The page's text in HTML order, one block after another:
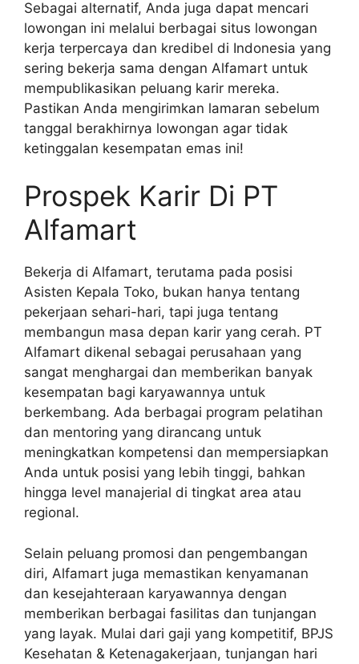
Sebagai alternatif, Anda juga dapat mencari
lowongan ini melalui berbagai situs lowongan
kerja terpercaya dan kredibel di Indonesia yang
sering bekerja sama dengan Alfamart untuk
mempublikasikan peluang karir mereka.
Pastikan Anda mengirimkan lamaran sebelum
tanggal berakhirnya lowongan agar tidak
ketinggalan kesempatan emas ini!
Prospek Karir Di PT
Alfamart
Bekerja di Alfamart, terutama pada posisi
Asisten Kepala Toko, bukan hanya tentang
pekerjaan sehari-hari, tapi juga tentang
membangun masa depan karir yang cerah. PT
Alfamart dikenal sebagai perusahaan yang
sangat menghargai dan memberikan banyak
kesempatan bagi karyawannya untuk
berkembang. Ada berbagai program pelatihan
dan mentoring yang dirancang untuk
meningkatkan kompetensi dan mempersiapkan
Anda untuk posisi yang lebih tinggi, bahkan
hingga level manajerial di tingkat area atau
regional.
Selain peluang promosi dan pengembangan
diri, Alfamart juga memastikan kenyamanan
dan kesejahteraan karyawannya dengan
memberikan berbagai fasilitas dan tunjangan
yang layak. Mulai dari gaji yang kompetitif, BPJS
Kesehatan & Ketenagakerjaan, tunjangan hari